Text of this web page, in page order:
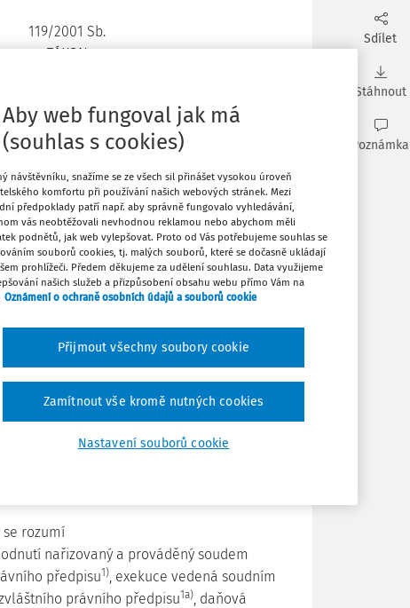
119/2001 Sb.
ZÁKON
pro případy souběžně probíhajících
výkonů rozhodnutí
281/2009 Sb. Změna: 396/2012 Sb.
na tomto zákoně České republiky:
§ 1
Předmět úpravy
soudů, soudních exekutorů, správců
nebo zahájenými u soudního exekutora
jsou-li exekucemi nařízenými
nebo orgánem veřejné správy souběžně
nebo jiné majetkové hodnoty.
rozumí
nařizovaný a prováděný soudem
předpisu1), exekuce vedená soudním
právního předpisu1a), daňová
Sdílet
Stáhnout
Poznámka
Aby web fungoval jak má
(souhlas s cookies)
návštěvníku, snažíme se ze všech sil přinášet vysokou úroveň
komfortu při používání našich webových stránek. Mezi
předpoklady patří např. aby správně fungovalo vyhledávání,
vás neobtěžovali nevhodnou reklamou nebo abychom měli
podnětů, jak web vylepšovat. Proto od Vás potřebujeme souhlas se
souborů cookies, tj. malých souborů, které se dočasně ukládají
prohlížeči. Předem děkujeme za udělení souhlasu. Data využijeme
našich služeb a přizpůsobení obsahu webu přímo Vám na
Oznámení o ochraně osobních údajů a souborů cookie
Nastavení souborů cookie
Zamítnout vše kromě nutných cookies
Přijmout všechny soubory cookie